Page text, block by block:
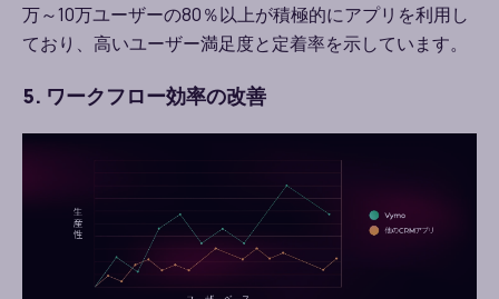
万～10万ユーザーの80％以上が積極的にアプリを利用し
ており、高いユーザー満足度と定着率を示しています。
5. ワークフロー効率の改善